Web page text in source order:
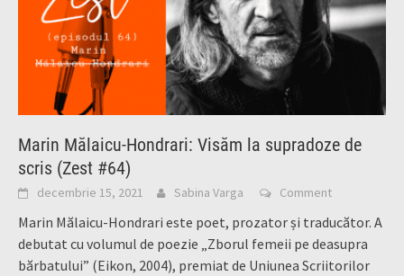
Marin Mălaicu-Hondrari: Visăm la supradoze de
scris (Zest #64)
decembrie 15, 2021 Sabina Varga Comment
Marin Mălaicu-Hondrari este poet, prozator și traducător. A
debutat cu volumul de poezie „Zborul femeii pe deasupra
bărbatului” (Eikon, 2004), premiat de Uniunea Scriitorilor